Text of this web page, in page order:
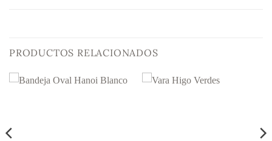
PRODUCTOS RELACIONADOS